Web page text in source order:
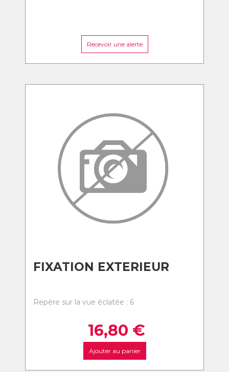
Recevoir une alerte
FIXATION EXTERIEUR
Repère sur la vue éclatée : 6
16,80 €
Ajouter au panier